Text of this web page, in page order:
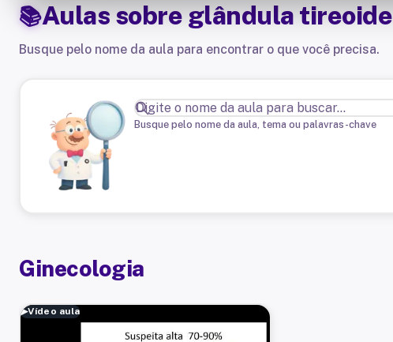
Aulas sobreglândula tireoide
Busque pelo nome da aula para encontrar o que você precisa.
Busque pelo nome da aula, tema ou palavras-chave
Ginecologia
▶Vídeo aula